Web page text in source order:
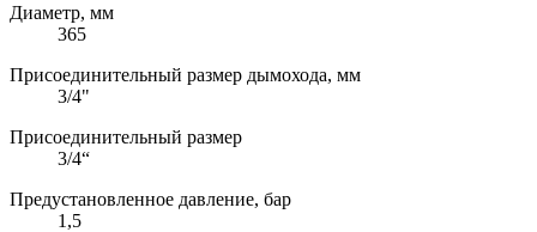
Диаметр, мм
365
Присоединительный размер дымохода, мм
3/4"
Присоединительный размер
3/4“
Предустановленное давление, бар
1,5